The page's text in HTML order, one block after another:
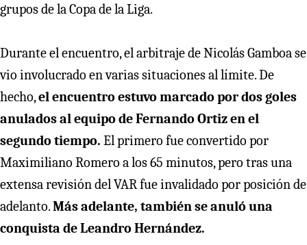
grupos de la Copa de la Liga.
Durante el encuentro, el arbitraje de Nicolás Gamboa se
vio involucrado en varias situaciones al límite. De
hecho,el encuentro estuvo marcado por dos goles
anulados al equipo de Fernando Ortiz en el
segundo tiempo. El primero fue convertido por
Maximiliano Romero a los 65 minutos, pero tras una
extensa revisión del VAR fue invalidado por posición de
adelanto.Más adelante, también se anuló una
conquista de Leandro Hernández.